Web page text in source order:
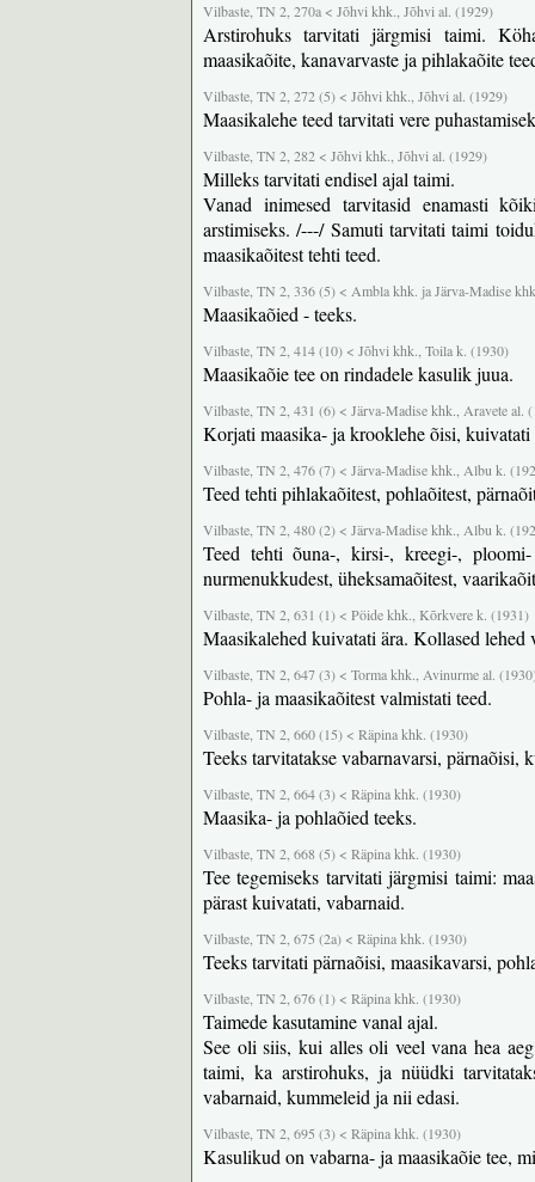
Vilbaste, TN 2, 270a < Jõhvi khk., Jõhvi al. (1929)
Arstirohuks tarvitati järgmisi taimi.
maasikaõite, kanavarvaste ja pihlakaõite
Vilbaste, TN 2, 272 (5) < Jõhvi khk., Jõhvi al. (1929)
Maasikalehe teed tarvitati vere
Vilbaste, TN 2, 282 < Jõhvi khk., Jõhvi al. (1929)
Milleks tarvitati endisel ajal taimi.
Vanad inimesed tarvitasid enamasti
arstimiseks. /---/ Samuti tarvitati taimi
maasikaõitest tehti teed.
Vilbaste, TN 2, 336 (5) < Ambla khk. ja Järva-Madise
Maasikaõied - teeks.
Vilbaste, TN 2, 414 (10) < Jõhvi khk., Toila k. (1930)
Maasikaõie tee on rindadele kasulik juua.
Vilbaste, TN 2, 431 (6) < Järva-Madise khk., Aravete al.
Korjati maasika- ja krooklehe õisi,
Vilbaste, TN 2, 476 (7) < Järva-Madise khk., Albu k.
Teed tehti pihlakaõitest, pohlaõitest,
Vilbaste, TN 2, 480 (2) < Järva-Madise khk., Albu k.
Teed tehti õuna-, kirsi-, kreegi-, ploomi-
nurmenukkudest, üheksamaõitest,
Vilbaste, TN 2, 631 (1) < Pöide khk., Kõrkvere k. (1931)
Maasikalehed kuivatati ära. Kollased
Vilbaste, TN 2, 647 (3) < Torma khk., Avinurme al.
Pohla- ja maasikaõitest valmistati teed.
Vilbaste, TN 2, 660 (15) < Räpina khk. (1930)
Teeks tarvitatakse vabarnavarsi,
Vilbaste, TN 2, 664 (3) < Räpina khk. (1930)
Maasika- ja pohlaõied teeks.
Vilbaste, TN 2, 668 (5) < Räpina khk. (1930)
Tee tegemiseks tarvitati järgmisi taimi:
pärast kuivatati, vabarnaid.
Vilbaste, TN 2, 675 (2a) < Räpina khk. (1930)
Teeks tarvitati pärnaõisi, maasikavarsi,
Vilbaste, TN 2, 676 (1) < Räpina khk. (1930)
Taimede kasutamine vanal ajal.
See oli siis, kui alles oli veel vana hea
taimi, ka arstirohuks, ja nüüdki
vabarnaid, kummeleid ja nii edasi.
Vilbaste, TN 2, 695 (3) < Räpina khk. (1930)
Kasulikud on vabarna- ja maasikaõie tee,